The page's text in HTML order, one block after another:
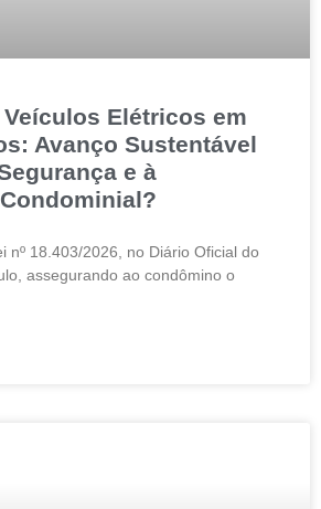
Veículos Elétricos em
Avanço Sustentável
e à
nº 18.403/2026, no Diário Oficial do
assegurando ao condômino o